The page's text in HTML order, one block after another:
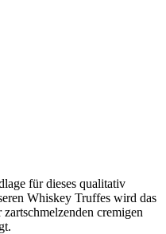
für dieses qualitativ
Whiskey Truffes wird das
cremigen